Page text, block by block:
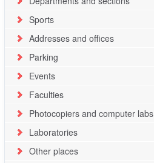
Sports
Addresses and offices
Parking
Events
Faculties
Photocopiers and computer labs
Laboratories
Other places